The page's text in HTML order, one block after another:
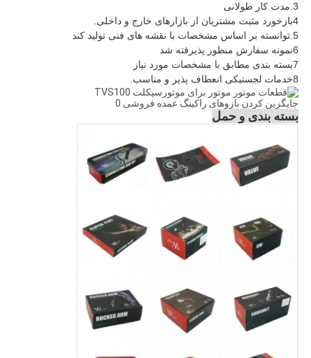
3.مدت کار طولانی
4بازخورد مثبت مشتریان از بازارهای خارج و داخلی.
5.توانسته بر اساس مشخصات با نقشه های فنی تولید کند
6نمونه سفارش منظور پذیرفته شد
7بسته بندی مطابق با مشخصات مورد نیاز
8خدمات لجستیکی انعطاف پذیر و مناسب.
بسته بندی و حمل